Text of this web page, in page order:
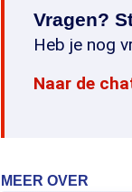
Vragen?
Heb je nog
Naar de
MEER OVER